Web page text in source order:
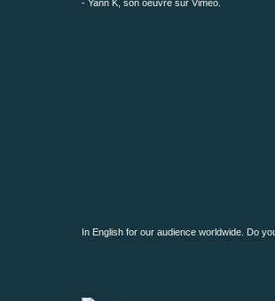
- Yann K, son oeuvre sur Vimeo.
In English for our audience worldwide. Do